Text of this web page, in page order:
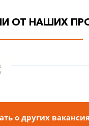
ОТ НАШИХ
о других